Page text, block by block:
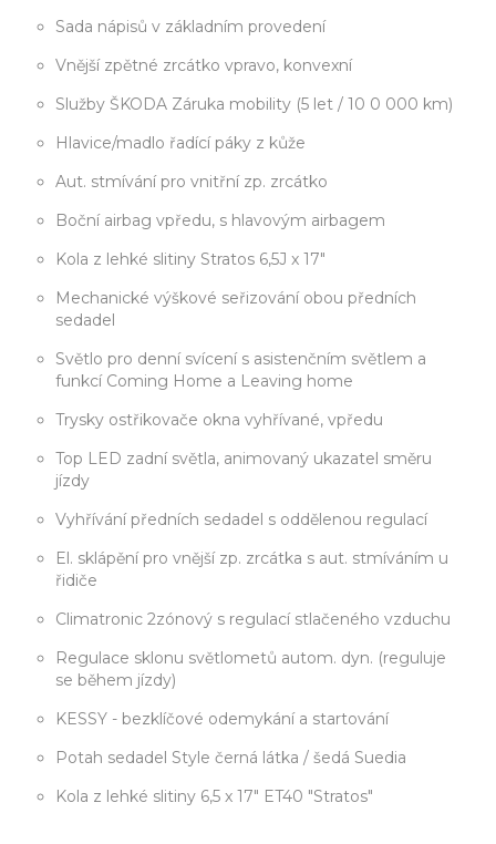
Sada nápisů v základním provedení
Vnější zpětné zrcátko vpravo, konvexní
Služby ŠKODA Záruka mobility (5 let / 10 0 000 km)
Hlavice/madlo řadící páky z kůže
Aut. stmívání pro vnitřní zp. zrcátko
Boční airbag vpředu, s hlavovým airbagem
Kola z lehké slitiny Stratos 6,5J x 17"
Mechanické výškové seřizování obou předních
sedadel
Světlo pro denní svícení s asistenčním světlem a
funkcí Coming Home a Leaving home
Trysky ostřikovače okna vyhřívané, vpředu
Top LED zadní světla, animovaný ukazatel směru
jízdy
Vyhřívání předních sedadel s oddělenou regulací
El. sklápění pro vnější zp. zrcátka s aut. stmíváním u
řidiče
Climatronic 2zónový s regulací stlačeného vzduchu
Regulace sklonu světlometů autom. dyn. (reguluje
se během jízdy)
KESSY - bezklíčové odemykání a startování
Potah sedadel Style černá látka / šedá Suedia
Kola z lehké slitiny 6,5 x 17" ET40 "Stratos"